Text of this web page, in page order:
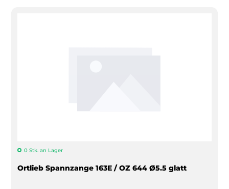
0 Stk. an Lager
Ortlieb Spannzange 163E / OZ 644 Ø5.5 glatt